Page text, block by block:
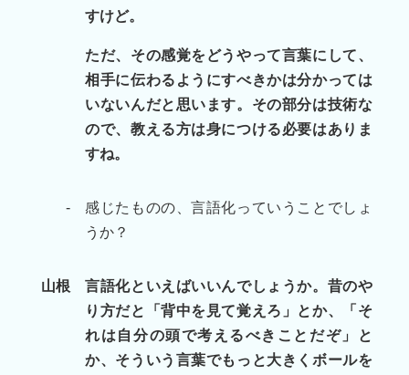
すけど。
ただ、その感覚をどうやって言葉にして、
相手に伝わるようにすべきかは分かっては
いないんだと思います。その部分は技術な
ので、教える方は身につける必要はありま
すね。
-
感じたものの、言語化っていうことでしょ
うか？
山根
言語化といえばいいんでしょうか。昔のや
り方だと「背中を見て覚えろ」とか、「そ
れは自分の頭で考えるべきことだぞ」と
か、そういう言葉でもっと大きくボールを